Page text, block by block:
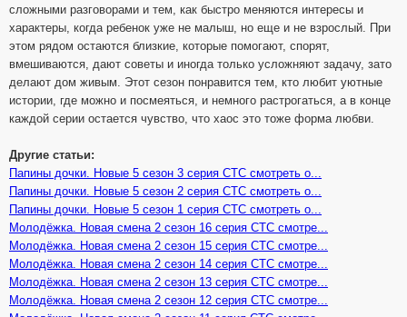
сложными разговорами и тем, как быстро меняются интересы и
характеры, когда ребенок уже не малыш, но еще и не взрослый. При
этом рядом остаются близкие, которые помогают, спорят,
вмешиваются, дают советы и иногда только усложняют задачу, зато
делают дом живым. Этот сезон понравится тем, кто любит уютные
истории, где можно и посмеяться, и немного растрогаться, а в конце
каждой серии остается чувство, что хаос это тоже форма любви.
Другие статьи:
Папины дочки. Новые 5 сезон 3 серия СТС смотреть о...
Папины дочки. Новые 5 сезон 2 серия СТС смотреть о...
Папины дочки. Новые 5 сезон 1 серия СТС смотреть о...
Молодёжка. Новая смена 2 сезон 16 серия СТС смотре...
Молодёжка. Новая смена 2 сезон 15 серия СТС смотре...
Молодёжка. Новая смена 2 сезон 14 серия СТС смотре...
Молодёжка. Новая смена 2 сезон 13 серия СТС смотре...
Молодёжка. Новая смена 2 сезон 12 серия СТС смотре...